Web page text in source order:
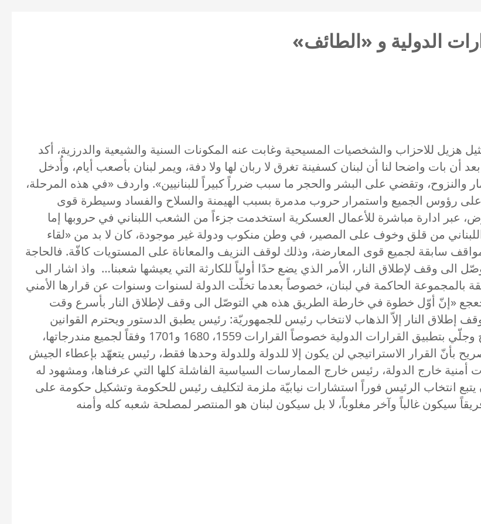
الحضور على تمثيل هزيل للاحزاب والشخصيات المسيحية وغابت عنه المكونات السنية والشيعية والدرزية، أكد
أن بات واضحا لنا أن لبنان كسفينة تغرق لا ربان لها ولا دفة، ويمر لبنان بأصعب أيام، وأُدخل
والنزوح، وتقضي على البشر والحجر ما سبب ضرراً كبيراً للبنانيين». واردف «في هذه المرحلة،
على رؤوس الجميع واستمرار حروب مدمرة بسبب الهيمنة والسلاح والفساد وسيطرة قوى
عبر ادارة مباشرة للأعمال العسكرية استخدمت جزءاً من الشعب اللبناني في حروبها إما
من قلق وخوف على المصير، في وطن منكوب ودولة غير موجودة، كان لا بد من «لقاء
سابقة لجميع قوى المعارضة، وذلك لوقف النزيف والمعاناة على المستويات كافّة. فالحاجة
وقف لإطلاق النار، الأمر الذي يضع حدًا أولياً للكارثة التي يعيشها شعبنا… واذ اشار الى
بالمجموعة الحاكمة في لبنان، خصوصاً بعدما تخلّت الدولة لسنوات وسنوات عن قرارها الأمني
«إنّ أوّل خطوة في خارطة الطريق هذه هي التوصّل الى وقف لإطلاق النار بأسرع وقت
إطلاق النار إلاّ الذهاب لانتخاب رئيس للجمهوريّة: رئيس يطبق الدستور ويحترم القوانين
المرعيّة الإجراء، رئيس ذي صدقية، يتعهّد مسبقاً بشكل واضح وجلّي بتطبيق القرارات الدولية خصوصاً القرارات 1559، 1680 و1701 وفقاً لجميع مندرجاتها،
بأنّ القرار الاستراتيجي لن يكون إلا للدولة وللدولة وحدها فقط، رئيس يتعهّد بإعطاء الجيش
أمنية خارج الدولة، رئيس خارج الممارسات السياسية الفاشلة كلها التي عرفناها، ومشهود له
يتبع انتخاب الرئيس فوراً استشارات نيابيّة ملزمة لتكليف رئيس للحكومة وتشكيل حكومة على
سيكون غالباً وآخر مغلوباً، لا بل سيكون لبنان هو المنتصر لمصلحة شعبه كله وأمنه